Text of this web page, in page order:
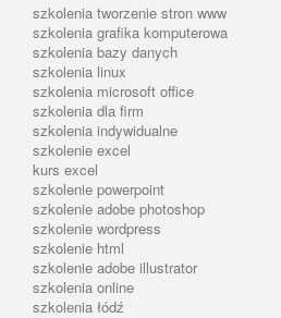
szkolenia tworzenie stron www
szkolenia grafika komputerowa
szkolenia bazy danych
szkolenia linux
szkolenia microsoft office
szkolenia dla firm
szkolenia indywidualne
szkolenie excel
kurs excel
szkolenie powerpoint
szkolenie adobe photoshop
szkolenie wordpress
szkolenie html
szkolenie adobe illustrator
szkolenia online
szkolenia łódź